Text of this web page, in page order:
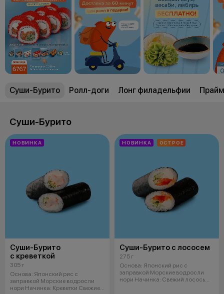
Суши-Бурито Ролл-доги Лонг филадельфии
Суши-Бурито
НОВИНКА
Суши-Бурито
с креветкой
305 г
Основа: Японский рис с
заправкой Морские водросли
нори Начинка: Креветки Свежие
НОВИНКА ОСТРОЕ
Суши-Бурито с лососем
275 г
Основа: Японский рис с
заправкой Морские водросли
нори Начинка: Свежий лосось